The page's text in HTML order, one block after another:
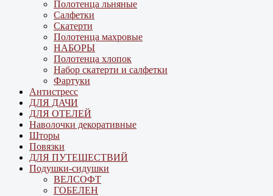
Полотенца льняные
Салфетки
Скатерти
Полотенца махровые
НАБОРЫ
Полотенца хлопок
Набор скатерти и салфетки
Фартуки
Антистресс
ДЛЯ ДАЧИ
ДЛЯ ОТЕЛЕЙ
Наволочки декоративные
Шторы
Повязки
ДЛЯ ПУТЕШЕСТВИЙ
Подушки-сидушки
ВЕЛСОФТ
ГОБЕЛЕН